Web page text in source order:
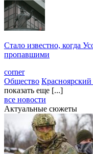
Стало известно, когда
пропавшими
corner
Общество Красноярский
показать еще [...]
все новости
Актуальные сюжеты